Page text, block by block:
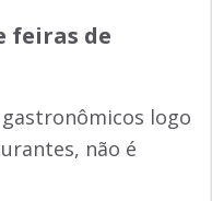
feiras de
logo
não é